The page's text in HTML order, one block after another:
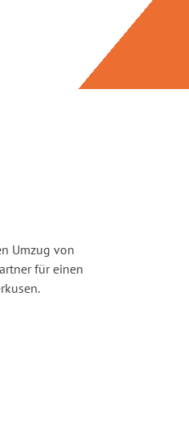
Umzug von
für einen